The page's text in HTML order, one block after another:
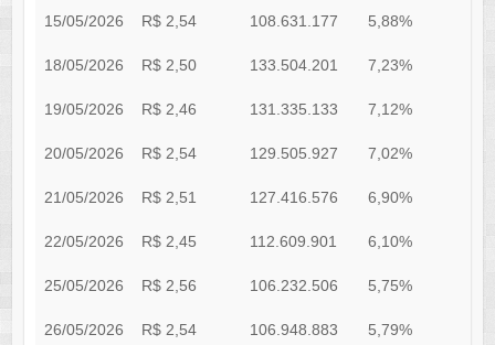
15/05/2026 R$ 2,54 108.631.177 5,88%
18/05/2026 R$ 2,50 133.504.201 7,23%
19/05/2026 R$ 2,46 131.335.133 7,12%
20/05/2026 R$ 2,54 129.505.927 7,02%
21/05/2026 R$ 2,51 127.416.576 6,90%
22/05/2026 R$ 2,45 112.609.901 6,10%
25/05/2026 R$ 2,56 106.232.506 5,75%
26/05/2026 R$ 2,54 106.948.883 5,79%